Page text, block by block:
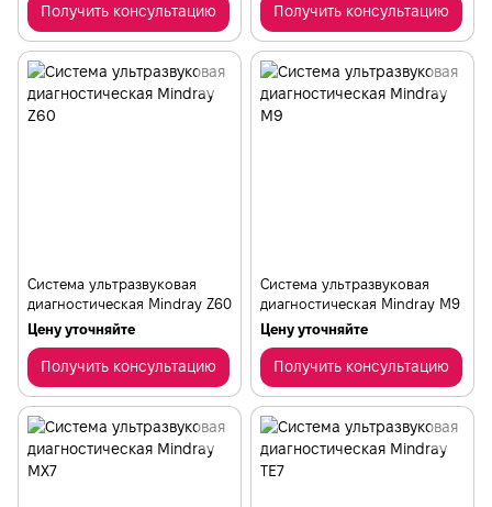
Получить консультацию Получить консультацию
Cистема ультразвуковая
диагностическая Mindray Z60
Цену уточняйте
Получить консультацию
Cистема ультразвуковая
диагностическая Mindray М9
Цену уточняйте
Получить консультацию